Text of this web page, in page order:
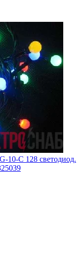
10-C 128 светодиод.